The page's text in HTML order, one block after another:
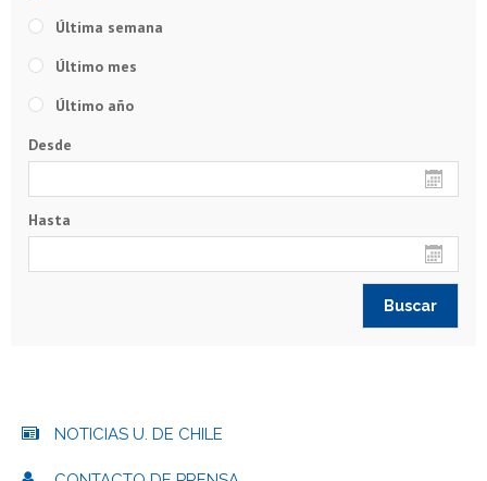
Última semana
Último mes
Último año
Desde
Hasta
NOTICIAS U. DE CHILE